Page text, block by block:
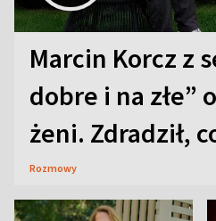
Marcin Korcz z
dobre i na złe”
żeni. Zdradził,
Rozmowy